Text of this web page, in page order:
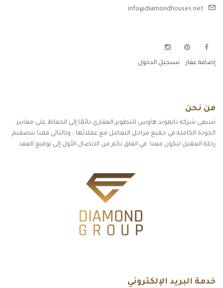
info@diamondhouses.net
إضافة عقار تسجيل الدخول
من نحن
تسعى شركة دايموند هاوس للتطوير العقاري دائمًا إلى الحفاظ على معايير
الجودة الكاملة في جميع مراحل التعامل مع عملائها ، وبالتالي قمنا بتصميم
رحلة العميل ليكون معنا في اتفاق دائم من الاتصال الأول إلى توقيع العقد
خدمة البريد الإلكتروني